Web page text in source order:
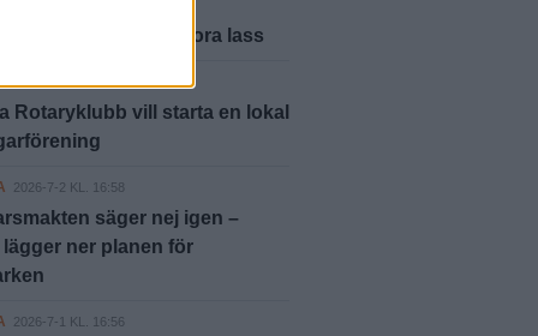
de servera glass i stora lass
Rotaryklubb vill starta en lokal
2026-7-2 KL. 16:58
säger nej igen –
lägger ner planen för
2026-7-1 KL. 16:56